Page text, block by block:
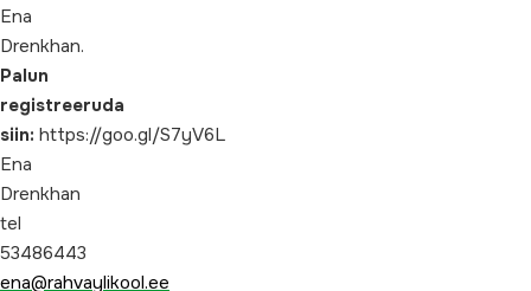
Ena
Drenkhan.
Palun
registreeruda
siin: https://goo.gl/S7yV6L
Ena
Drenkhan
tel
53486443
ena@rahvaylikool.ee